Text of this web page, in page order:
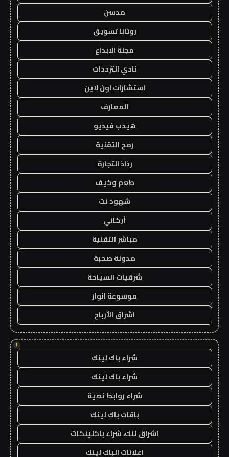
مدسن
روتانا تسويق
مجلة الابداع
نادي الترددات
استشارات اون لاين
المعارف
هيدب فيديو
رمح التقنية
رذاذ التجارة
طعم وكيف
شهود نت
أركاني
مباشر التقنية
مدونة صحبة
شرقيات السياحة
موسوعة انوار
اشراق الأرباح
!
شراء باك لينك
شراء باك لينك
شراء روابط نصية
باقات باك لينك
اشراق لنك، شراء باكلينكات
اعلانات الباك لينك